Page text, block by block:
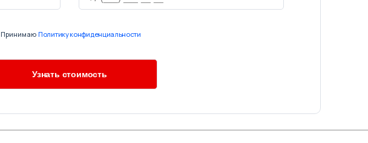
Принимаю Политику конфиденциальности